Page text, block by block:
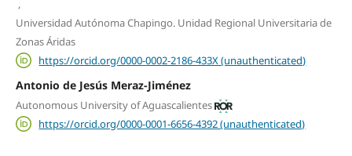
,
Universidad Autónoma Chapingo. Unidad Regional Universitaria de
Zonas Áridas
https://orcid.org/0000-0002-2186-433X (unauthenticated)
Antonio de Jesús Meraz-Jiménez
Autonomous University of Aguascalientes
https://orcid.org/0000-0001-6656-4392 (unauthenticated)